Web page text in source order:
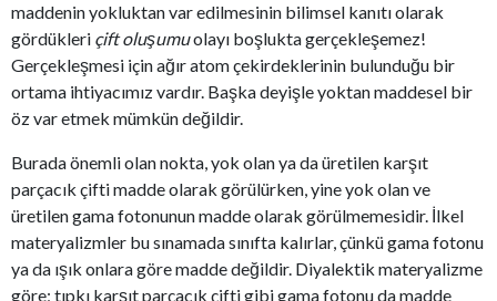
maddenin yokluktan var edilmesinin bilimsel kanıtı olarak
gördükleri çift oluşumuolayı boşlukta gerçekleşemez!
Gerçekleşmesi için ağır atom çekirdeklerinin bulunduğu bir
ortama ihtiyacımız vardır. Başka deyişle yoktan maddesel bir
öz var etmek mümkün değildir.
Burada önemli olan nokta, yok olan ya da üretilen karşıt
parçacık çifti madde olarak görülürken, yine yok olan ve
üretilen gama fotonunun madde olarak görülmemesidir. İlkel
materyalizmler bu sınamada sınıfta kalırlar, çünkü gama fotonu
ya da ışık onlara göre madde değildir. Diyalektik materyalizme
göre; tıpkı karşıt parçacık çifti gibi gama fotonu da madde